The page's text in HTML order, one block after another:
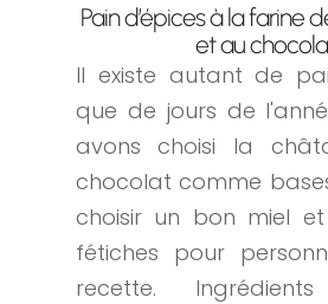
Pain d’épices à la farine
et au
Il existe autant de
que de jours de
avons choisi la
chocolat comme
choisir un bon miel
fétiches pour
recette.